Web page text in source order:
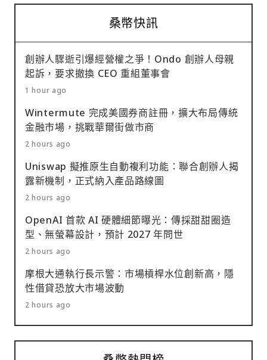
桑幣快訊
創辦人驟逝引爆經營權之爭！Ondo 創辦人母親
起訴，要求撤換 CEO 重組董事會
1 hour ago
Wintermute 完成美國券商註冊，擴大布局傳統
金融市場，挑戰華爾街做市商
2 hours ago
Uniswap 擬推原生自動複利功能：聯合創辦人揭
露新機制，正式納入產品路線圖
2 hours ago
OpenAI 首款 AI 硬體細節曝光：傳採甜甜圈造
型、無螢幕設計，預計 2027 年問世
2 hours ago
摩根大通執行長示警：市場槓桿水位創新高，隱
性借貸恐放大市場波動
2 hours ago